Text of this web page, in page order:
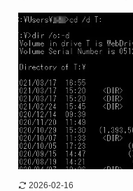
2026-02-16